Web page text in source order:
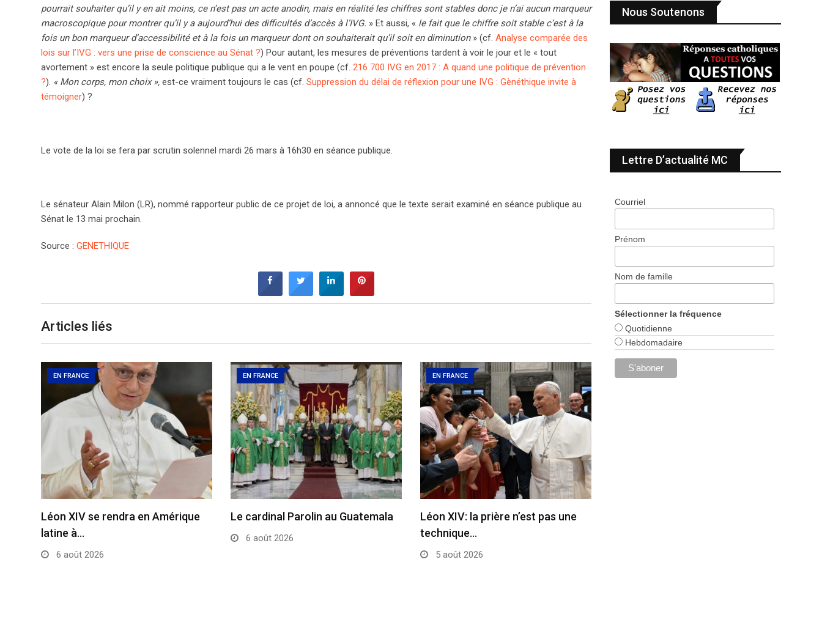
pourrait souhaiter qu’il y en ait moins, ce n’est pas un acte anodin, mais en réalité les chiffres sont stables donc je n’ai aucun marqueur
macroscopique pour montrer qu’il y a aujourd’hui des difficultés d’accès à l’IVG. » Et aussi, « le fait que le chiffre soit stable c’est à la
fois un bon marqueur d’accessibilité et à la fois un marqueur dont on souhaiterait qu’il soit en diminution» (cf. Analyse comparée des
lois sur l’IVG : vers une prise de conscience au Sénat ?) Pour autant, les mesures de préventions tardent à voir le jour et le « tout
avortement » est encore la seule politique publique qui a le vent en poupe (cf. 216 700 IVG en 2017 : A quand une politique de prévention
?). « Mon corps, mon choix », est-ce vraiment toujours le cas (cf. Suppression du délai de réflexion pour une IVG : Gènéthique invite à
témoigner) ?
Le vote de la loi se fera par scrutin solennel mardi 26 mars à 16h30 en séance publique.
Le sénateur Alain Milon (LR), nommé rapporteur public de ce projet de loi, a annoncé que le texte serait examiné en séance publique au
Sénat le 13 mai prochain.
Source : GENETHIQUE
Articles liés
EN FRANCE
Léon XIV se rendra en Amérique
latine à…
6 août 2026
EN FRANCE
Le cardinal Parolin au Guatemala
6 août 2026
EN FRANCE
Léon XIV: la prière n’est pas une
technique…
5 août 2026
Nous Soutenons
Lettre D’actualité MC
Courriel
Prénom
Nom de famille
Sélectionner la fréquence
Quotidienne
Hebdomadaire